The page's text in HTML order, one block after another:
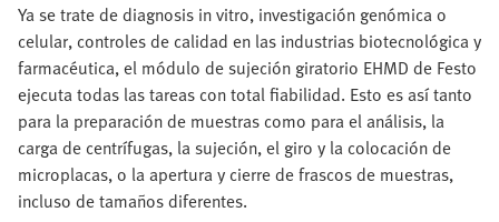
Ya se trate de diagnosis in vitro, investigación genómica o
celular, controles de calidad en las industrias biotecnológica y
farmacéutica, el módulo de sujeción giratorio EHMD de Festo
ejecuta todas las tareas con total fiabilidad. Esto es así tanto
para la preparación de muestras como para el análisis, la
carga de centrífugas, la sujeción, el giro y la colocación de
microplacas, o la apertura y cierre de frascos de muestras,
incluso de tamaños diferentes.